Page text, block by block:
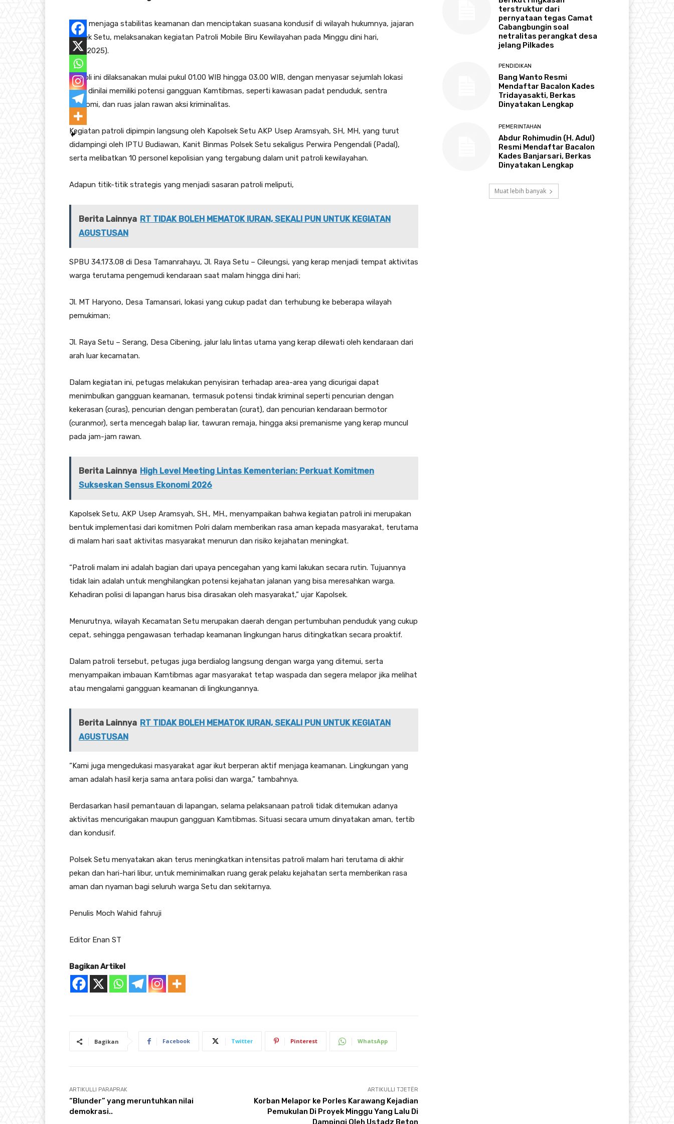
Guna menjaga stabilitas keamanan dan menciptakan suasana kondusif di wilayah hukumnya, jajaran
Polsek Setu, melaksanakan kegiatan Patroli Mobile Biru Kewilayahan pada Minggu dini hari,
(6/7/2025).
Patroli ini dilaksanakan mulai pukul 01.00 WIB hingga 03.00 WIB, dengan menyasar sejumlah lokasi
yang dinilai memiliki potensi gangguan Kamtibmas, seperti kawasan padat penduduk, sentra
ekonomi, dan ruas jalan rawan aksi kriminalitas.
Kegiatan patroli dipimpin langsung oleh Kapolsek Setu AKP Usep Aramsyah, SH, MH, yang turut
didampingi oleh IPTU Budiawan, Kanit Binmas Polsek Setu sekaligus Perwira Pengendali (Padal),
serta melibatkan 10 personel kepolisian yang tergabung dalam unit patroli kewilayahan.
Adapun titik-titik strategis yang menjadi sasaran patroli meliputi,
Berita Lainnya RT TIDAK BOLEH MEMATOK IURAN, SEKALI PUN UNTUK KEGIATAN
AGUSTUSAN
SPBU 34.173.08 di Desa Tamanrahayu, Jl. Raya Setu – Cileungsi, yang kerap menjadi tempat aktivitas
warga terutama pengemudi kendaraan saat malam hingga dini hari;
Jl. MT Haryono, Desa Tamansari, lokasi yang cukup padat dan terhubung ke beberapa wilayah
pemukiman;
Jl. Raya Setu – Serang, Desa Cibening, jalur lalu lintas utama yang kerap dilewati oleh kendaraan dari
arah luar kecamatan.
Dalam kegiatan ini, petugas melakukan penyisiran terhadap area-area yang dicurigai dapat
menimbulkan gangguan keamanan, termasuk potensi tindak kriminal seperti pencurian dengan
kekerasan (curas), pencurian dengan pemberatan (curat), dan pencurian kendaraan bermotor
(curanmor), serta mencegah balap liar, tawuran remaja, hingga aksi premanisme yang kerap muncul
pada jam-jam rawan.
Berita Lainnya High Level Meeting Lintas Kementerian: Perkuat Komitmen
Sukseskan Sensus Ekonomi 2026
Kapolsek Setu, AKP Usep Aramsyah, SH., MH., menyampaikan bahwa kegiatan patroli ini merupakan
bentuk implementasi dari komitmen Polri dalam memberikan rasa aman kepada masyarakat, terutama
di malam hari saat aktivitas masyarakat menurun dan risiko kejahatan meningkat.
“Patroli malam ini adalah bagian dari upaya pencegahan yang kami lakukan secara rutin. Tujuannya
tidak lain adalah untuk menghilangkan potensi kejahatan jalanan yang bisa meresahkan warga.
Kehadiran polisi di lapangan harus bisa dirasakan oleh masyarakat,” ujar Kapolsek.
Menurutnya, wilayah Kecamatan Setu merupakan daerah dengan pertumbuhan penduduk yang cukup
cepat, sehingga pengawasan terhadap keamanan lingkungan harus ditingkatkan secara proaktif.
Dalam patroli tersebut, petugas juga berdialog langsung dengan warga yang ditemui, serta
menyampaikan imbauan Kamtibmas agar masyarakat tetap waspada dan segera melapor jika melihat
atau mengalami gangguan keamanan di lingkungannya.
Berita Lainnya RT TIDAK BOLEH MEMATOK IURAN, SEKALI PUN UNTUK KEGIATAN
AGUSTUSAN
“Kami juga mengedukasi masyarakat agar ikut berperan aktif menjaga keamanan. Lingkungan yang
aman adalah hasil kerja sama antara polisi dan warga,” tambahnya.
Berdasarkan hasil pemantauan di lapangan, selama pelaksanaan patroli tidak ditemukan adanya
aktivitas mencurigakan maupun gangguan Kamtibmas. Situasi secara umum dinyatakan aman, tertib
dan kondusif.
Polsek Setu menyatakan akan terus meningkatkan intensitas patroli malam hari terutama di akhir
pekan dan hari-hari libur, untuk meminimalkan ruang gerak pelaku kejahatan serta memberikan rasa
aman dan nyaman bagi seluruh warga Setu dan sekitarnya.
Penulis Moch Wahid fahruji
Editor Enan ST
Bagikan Artikel
Bagikan Facebook Twitter Pinterest WhatsApp
ARTIKULLI PARAPRAK
“Blunder” yang meruntuhkan nilai
demokrasi..
ARTIKULLI TJETËR
Korban Melapor ke Porles Karawang Kejadian
Pemukulan Di Proyek Minggu Yang Lalu Di
Dampingi Oleh Ustadz Beton
terstruktur dari
pernyataan tegas Camat
Cabangbungin soal
netralitas perangkat desa
jelang Pilkades
PENDIDIKAN
Bang Wanto Resmi
Mendaftar Bacalon Kades
Tridayasakti, Berkas
Dinyatakan Lengkap
PEMERINTAHAN
Abdur Rohimudin (H. Adul)
Resmi Mendaftar Bacalon
Kades Banjarsari, Berkas
Dinyatakan Lengkap
Muat lebih banyak